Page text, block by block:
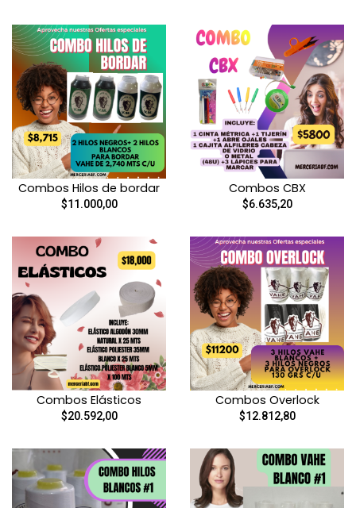
Combos Hilos de bordar
$11.000,00
Combos CBX
$6.635,20
Combos Elásticos
$20.592,00
Combos Overlock
$12.812,80